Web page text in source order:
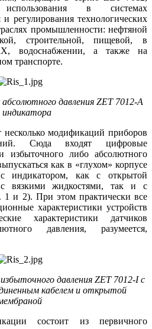
в системах
и регулирования технологических
промышленности: нефтяной
строительной, пищевой, в
водоснабжении, а также на
транспорте.
давления ZET 7012‑A
индикатора
модификаций приборов
Сюда входят цифровые
избыточного либо абсолютного
как в «глухом» корпусе
индикатором, как с открытой
вязкими жидкостями, так и с
1 и 2). При этом практически все
характеристики устройств
характеристики датчиков
давления, разумеется,
давления ZET 7012‑I с
кабелем и открытой
состоит из первичного